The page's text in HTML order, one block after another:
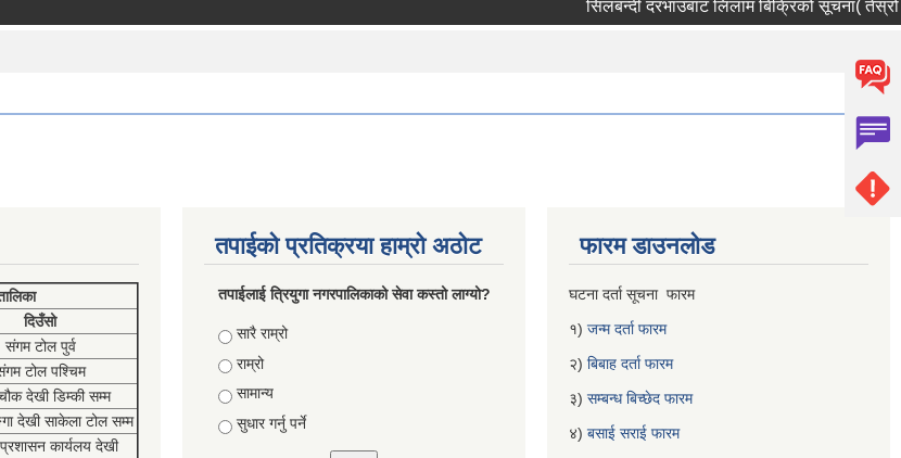
सिलबन्दी दरभाउबाट लिलाम बिक्रिको सूचना( तेस्रो
दिउँसो
संगम टोल पुर्व
टोल पश्चिम
देखी डिम्की सम्म
देखी साकेला टोल सम्म
कार्यलय देखी
तपाईको प्रतिक्रया हाम्रो अठोट
तपाईलाई त्रियुगा नगरपालिकाको सेवा कस्तो लाग्यो?
Choices
सारै राम्रो
राम्रो
सामान्य
सुधार गर्नु पर्ने
फारम डाउनलोड
घटना दर्ता सूचना फारम
१) जन्म दर्ता फारम
२) बिबाह दर्ता फारम
३) सम्बन्ध बिच्छेद फारम
४) बसाई सराई फारम